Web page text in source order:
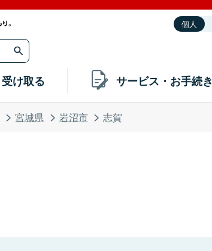
個人
受け取る サービス・お手続き
宮城県 岩沼市 志賀